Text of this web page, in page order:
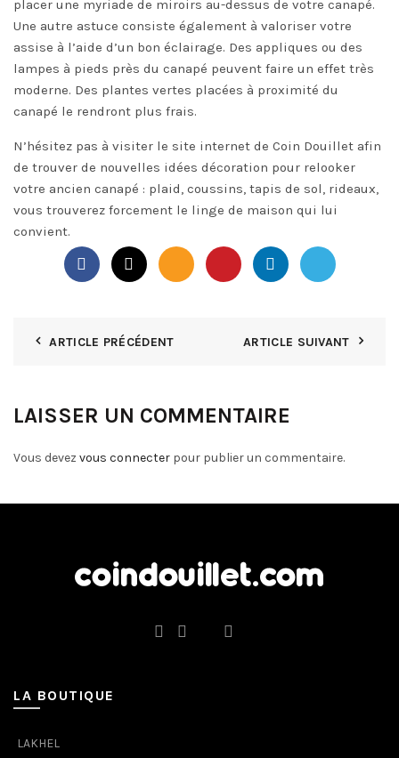
placer une myriade de miroirs au-dessus de votre canapé.
Une autre astuce consiste également à valoriser votre
assise à l’aide d’un bon éclairage. Des appliques ou des
lampes à pieds près du canapé peuvent faire un effet très
moderne. Des plantes vertes placées à proximité du
canapé le rendront plus frais.
N’hésitez pas à visiter le site internet de Coin Douillet afin
de trouver de nouvelles idées décoration pour relooker
votre ancien canapé : plaid, coussins, tapis de sol, rideaux,
vous trouverez forcement le linge de maison qui lui
convient.
ARTICLE PRÉCÉDENT ARTICLE SUIVANT
LAISSER UN COMMENTAIRE
Vous devez vous connecter pour publier un commentaire.
LA BOUTIQUE
LAKHEL